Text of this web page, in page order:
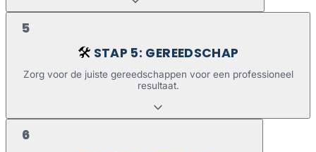
5
🛠️ STAP 5: GEREEDSCHAP
Zorg voor de juiste gereedschappen voor een professioneel
resultaat.
6